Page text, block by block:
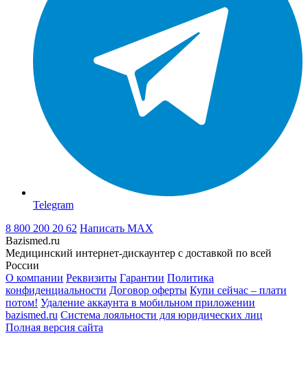
Telegram
8 800 200 20 62 Написать MAX
Bazismed.ru
Медицинский интернет-дискаунтер с доставкой по всей
России
О компании Реквизиты Гарантии Политика
конфиденциальности Договор оферты Купи сейчас – плати
потом! Удаление аккаунта в мобильном приложении
bazismed.ru Система лояльности для юридических лиц
Полная версия сайта